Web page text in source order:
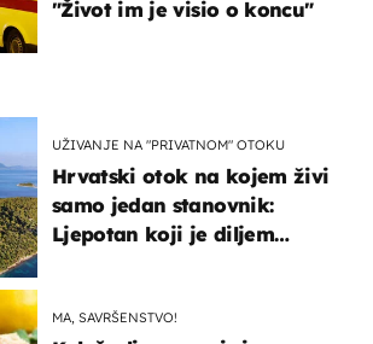
"Život im je visio o koncu"
UŽIVANJE NA "PRIVATNOM" OTOKU
Hrvatski otok na kojem živi
samo jedan stanovnik:
Ljepotan koji je diljem
MA, SAVRŠENSTVO!